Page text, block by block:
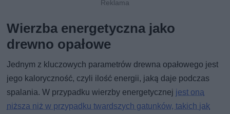
Wierzba energetyczna jako
drewno opałowe
Jednym z kluczowych parametrów drewna opałowego jest
jego kaloryczność, czyli ilość energii, jaką daje podczas
spalania. W przypadku wierzby energetycznej jest ona
niższa niż w przypadku twardszych gatunków, takich jak